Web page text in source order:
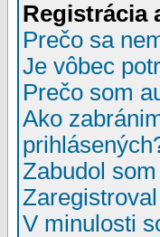
Registrácia
Prečo sa
Je vôbec
Prečo som
Ako
Zabudol
V minulosti